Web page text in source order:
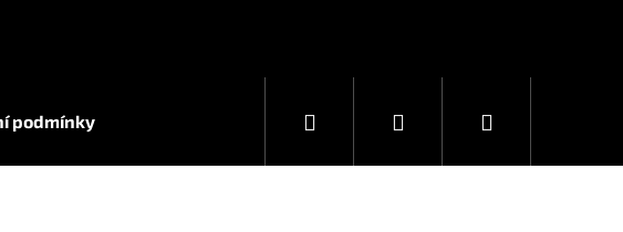
podmínky Hledat PřihlášeníNákupní